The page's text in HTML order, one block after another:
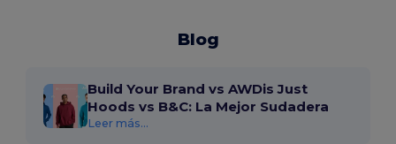
Blog
Build Your Brand vs AWDis Just
Hoods vs B&C: La Mejor Sudadera
Leer más...